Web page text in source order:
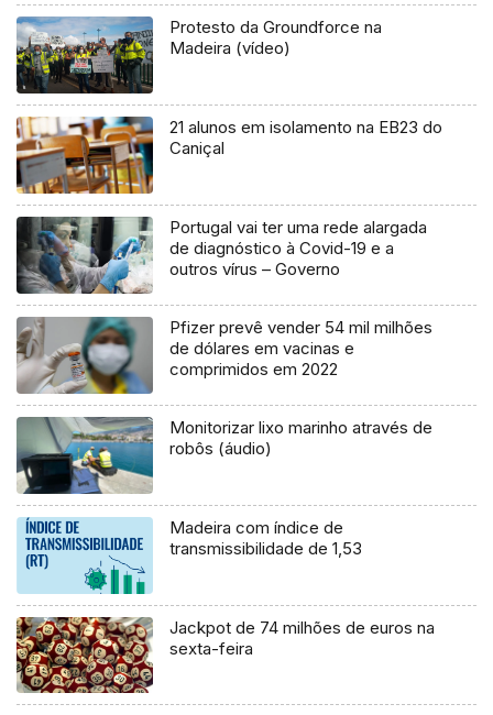
Protesto da Groundforce na
Madeira (vídeo)
21 alunos em isolamento na EB23 do
Caniçal
Portugal vai ter uma rede alargada
de diagnóstico à Covid-19 e a
outros vírus – Governo
Pfizer prevê vender 54 mil milhões
de dólares em vacinas e
comprimidos em 2022
Monitorizar lixo marinho através de
robôs (áudio)
Madeira com índice de
transmissibilidade de 1,53
Jackpot de 74 milhões de euros na
sexta-feira